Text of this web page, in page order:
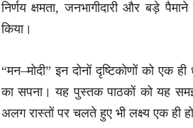
निर्णय क्षमता, जनभागीदारी और बड़े
किया।
“मन–मोदी” इन दोनों दृष्टिकोणों को एक
का सपना। यह पुस्तक पाठकों को यह
अलग रास्तों पर चलते हुए भी लक्ष्य एक ही